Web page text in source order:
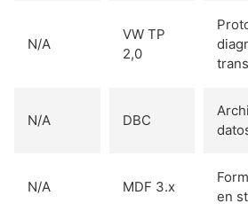
N/A
VW TP
2,0
N/A DBC
N/A MDF 3.x
en